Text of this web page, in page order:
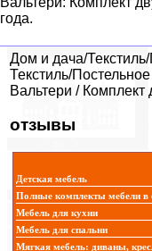
года.
Дом и дача/
Текстиль/
Вальтери /
отзывы
Детская мебель
Полные комплекты мебели в
Мебель для кухни
Мебель для спальни
Мягкая мебель: диваны,